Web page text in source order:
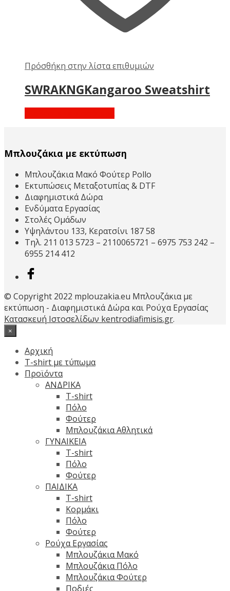
Πρόσθήκη στην λίστα επιθυμιών
SWRAKNGKangaroo Sweatshirt
Μπλουζάκια με εκτύπωση
Μπλουζάκια Μακό Φούτερ Pollo
Εκτυπώσεις Μεταξοτυπίας & DTF
Διαφημιστικά Δώρα
Ενδύματα Εργασίας
Στολές Ομάδων
Υψηλάντου 133, Κερατσίνι 187 58
Τηλ. 211 013 5723 – 2110065721 – 6975 753 242 –
6955 214 412
© Copyright 2022 mplouzakia.eu Μπλουζάκια με
εκτύπωση - Διαφημιστικά Δώρα και Ρούχα Εργασίας
Κατασκευή Ιστοσελίδων kentrodiafimisis.gr.
×
Αρχική
T-shirt με τύπωμα
Προϊόντα
ΑΝΔΡΙΚΑ
T-shirt
Πόλο
Φούτερ
Μπλουζάκια Αθλητικά
ΓΥΝΑΙΚΕΙΑ
T-shirt
Πόλο
Φούτερ
ΠΑΙΔΙΚΑ
T-shirt
Κορμάκι
Πόλο
Φούτερ
Ρούχα Εργασίας
Μπλουζάκια Μακό
Μπλουζάκια Πόλο
Μπλουζάκια Φούτερ
Ποδιές